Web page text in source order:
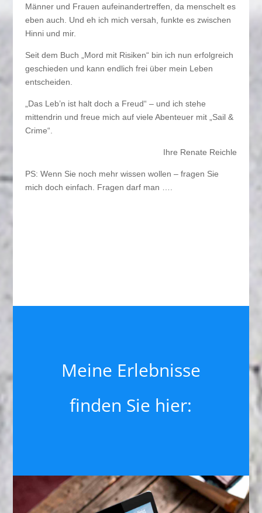
Männer und Frauen aufeinandertreffen, da menschelt es
eben auch. Und eh ich mich versah, funkte es zwischen
Hinni und mir.
Seit dem Buch „Mord mit Risiken“ bin ich nun erfolgreich
geschieden und kann endlich frei über mein Leben
entscheiden.
„Das Leb’n ist halt doch a Freud“ – und ich stehe
mittendrin und freue mich auf viele Abenteuer mit „Sail &
Crime“.
Ihre Renate Reichle
PS: Wenn Sie noch mehr wissen wollen – fragen Sie
mich doch einfach. Fragen darf man ….
Meine Erlebnisse
finden Sie hier: